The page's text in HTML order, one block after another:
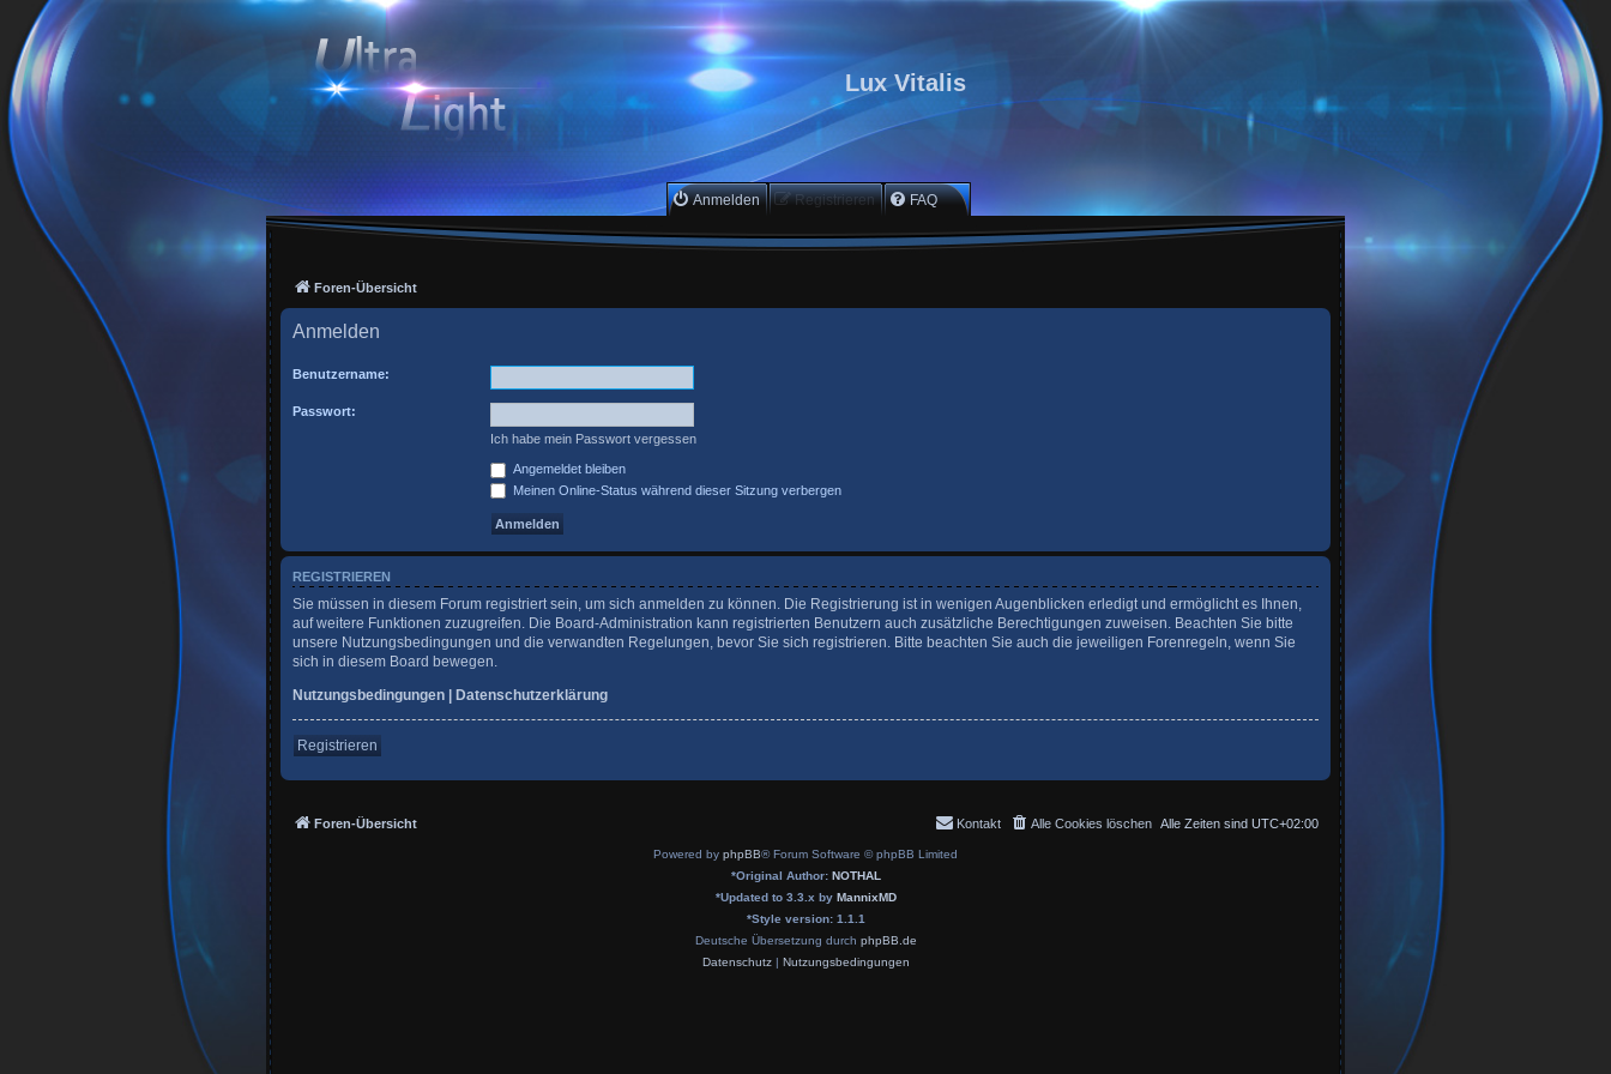
Lux Vitalis
Anmelden Registrieren FAQ
Foren-Übersicht
Anmelden
Benutzername:
Passwort:
Ich habe mein Passwort vergessen
Angemeldet bleiben
Meinen Online-Status während dieser Sitzung verbergen
REGISTRIEREN
Sie müssen in diesem Forum registriert sein, um sich anmelden zu können. Die Registrierung ist in wenigen Augenblicken erledigt und ermöglicht es Ihnen,
auf weitere Funktionen zuzugreifen. Die Board-Administration kann registrierten Benutzern auch zusätzliche Berechtigungen zuweisen. Beachten Sie bitte
unsere Nutzungsbedingungen und die verwandten Regelungen, bevor Sie sich registrieren. Bitte beachten Sie auch die jeweiligen Forenregeln, wenn Sie
sich in diesem Board bewegen.
Nutzungsbedingungen | Datenschutzerklärung
Registrieren
Foren-Übersicht Alle Zeiten sind UTC+02:00
Alle Cookies löschen
Kontakt
Powered by phpBB® Forum Software © phpBB Limited
*Original Author: NOTHAL
*Updated to 3.3.x by MannixMD
*Style version: 1.1.1
Deutsche Übersetzung durch phpBB.de
Datenschutz| Nutzungsbedingungen